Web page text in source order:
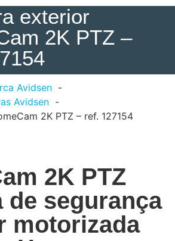
exterior
2K PTZ –
Avidsen
Avidsen
2K PTZ – ref. 127154
2K PTZ
de segurança
motorizada